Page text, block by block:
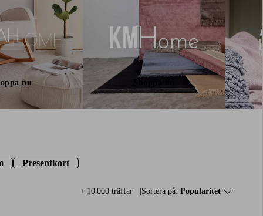
nu
Presentkort
+ 10 000 träffar Sortera på: Popularitet